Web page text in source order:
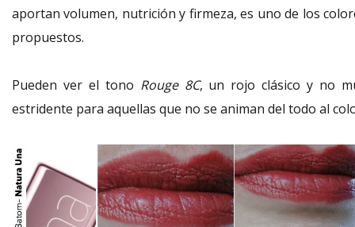
aportan volumen, nutrición y firmeza, es uno de los
propuestos.
Pueden ver el tono Rouge 8C, un rojo clásico y no
estridente para aquellas que no se animan del todo al